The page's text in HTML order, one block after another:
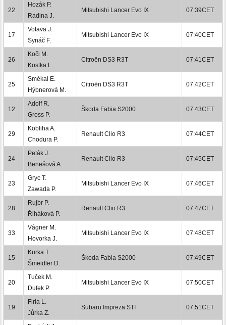
22
Hozák P.
Radina J.
Mitsubishi Lancer Evo IX 07:39CET
17
Votava J.
Synáč F.
Mitsubishi Lancer Evo IX 07:40CET
26
Koči M.
Kostka L.
Citroën DS3 R3T 07:41CET
25
Smékal E.
Hýbnerová M.
Citroën DS3 R3T 07:42CET
12
Adolf R.
Gross P.
Škoda Fabia S2000 07:43CET
29
Kobliha A.
Chodura P.
Renault Clio R3 07:44CET
24
Peták J.
Benešová A.
Renault Clio R3 07:45CET
23
Gryc T.
Zawada P.
Mitsubishi Lancer Evo IX 07:46CET
28
Rujbr P.
Řiháková P.
Renault Clio R3 07:47CET
33
Vágner M.
Hovorka J.
Mitsubishi Lancer Evo IX 07:48CET
15
Kurka T.
Šmeidler D.
Škoda Fabia S2000 07:49CET
20
Tuček M.
Dufek P.
Mitsubishi Lancer Evo IX 07:50CET
19
Firla L.
Jůrka Z.
Subaru Impreza STI 07:51CET